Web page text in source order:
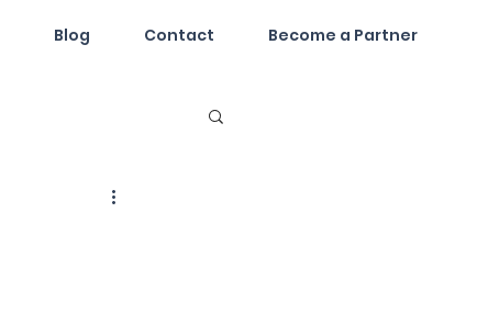
Blog Contact Become a Partner